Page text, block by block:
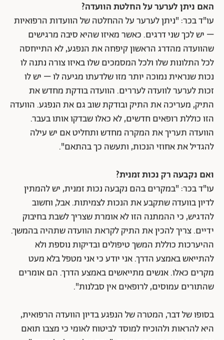
האם ניתן לערער על החלטת הוועדה?
עו"ד בכר: "ניתן לערער על ההחלטה של הוועדות הרפואיות
– יש לכך שני דרגים. כאשר מאיזו שהיא סיבה מרגישים
שהוועדה מהדרג הראשון קיפחה את הנפגע, לא התייחסה
לכל התלונות שלו ולכל המסמכים שלו באיזו צורה נתנה לו
נכות שנראית נמוכה יותר מזו שלדעתו מגיעה לו – יש לו
זכות לערער לוועדה לעררים. הוועדה בודקת מחדש את
התיק, מעריכה את התיק ובודקת שוב גם את הנפגע. הוועדה
הזו כוללת רופאים חדשים, לא כאלו שבדקו אותו בעבר.
הוועדה תעריך את המקרה מחדש ותחליט אם יש עילה
להגדיל את אחוזי הנכות, ותעשה כך בהתאם".
ואם נקבעה רק נכות זמנית?
עו"ד בכר: "במקרים בהם נקבעה נכות זמנית, יש להמתין
לדיון בוועדה שתקבע את הנכות לצמיתות. אבל, וחשוב
להדגיש, כי ההמתנה הזו לא אומרת שצריך לשבת בחיבוק
ידיים. צריך להכין את התיק לקראת הוועדה שתהיה בהמשך.
ההיערכות כוללת המשך טיפולים ובדיקות נוספת ולא
להתייאש באמצע הדרך. אני יודע כי אני מטפל בלא מעט
מקרים כאלו. אנשים מתייאשים באמצע הדרך. הם אומרים
שהתורים עמוסים, לרופאים אין סבלנות".
בסופו של דבר, המטרה של הנפגע בדיון הוועדה הרפואית,
היא להראות ולהוכיח למוסד לביטוח לאומי כי מצבו תואם